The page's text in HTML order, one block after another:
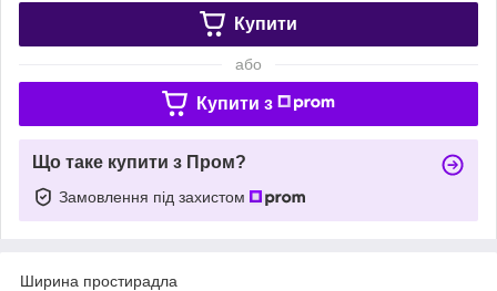
Купити
або
Купити з
Що таке купити з Пром?
Замовлення під захистом
Ширина простирадла